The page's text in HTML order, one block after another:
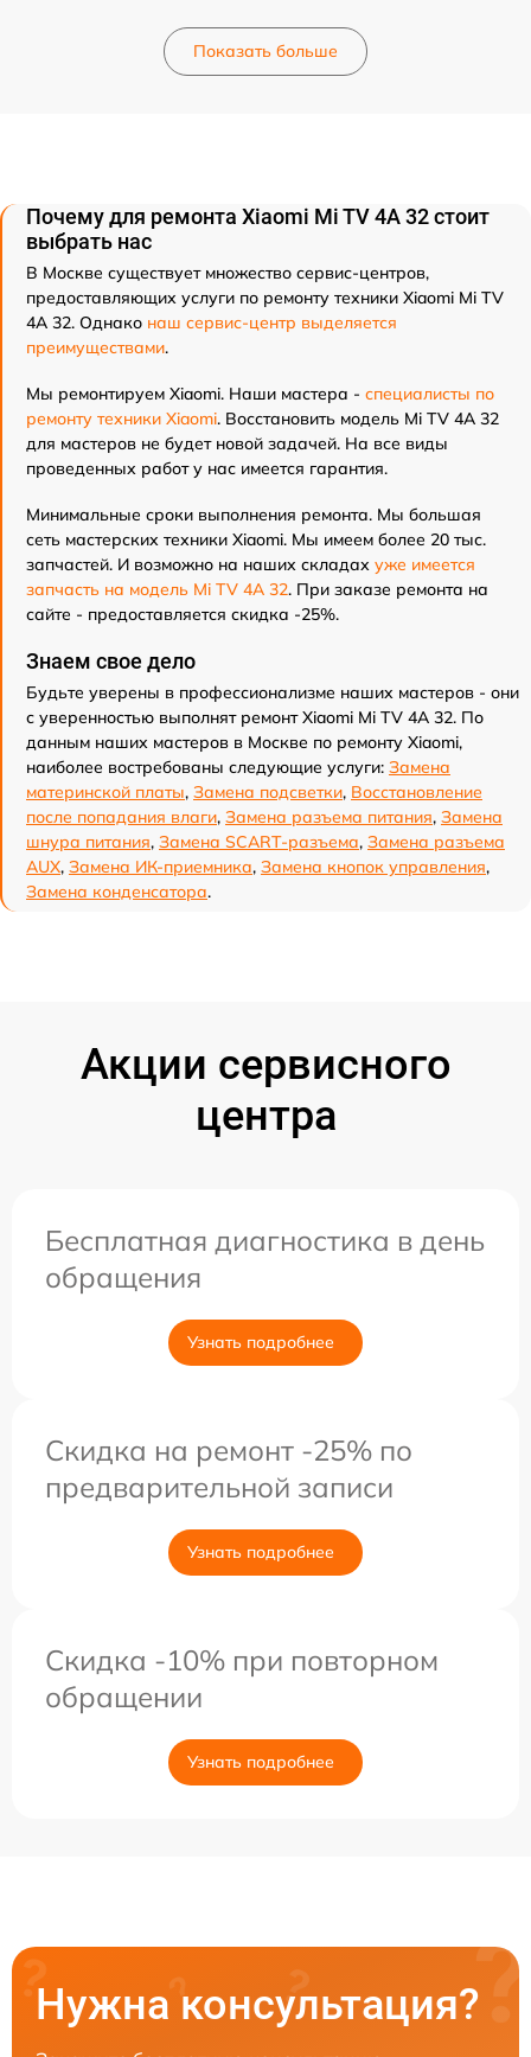
Показать больше
Почему для ремонта Xiaomi Mi TV 4A 32 стоит
выбрать нас
В Москве существует множество сервис-центров,
предоставляющих услуги по ремонту техники Xiaomi Mi TV
4A 32. Однако наш сервис-центр выделяется
преимуществами.
Мы ремонтируем Xiaomi. Наши мастера - специалисты по
ремонту техники Xiaomi. Восстановить модель Mi TV 4A 32
для мастеров не будет новой задачей. На все виды
проведенных работ у нас имеется гарантия.
Минимальные сроки выполнения ремонта. Мы большая
сеть мастерских техники Xiaomi. Мы имеем более 20 тыс.
запчастей. И возможно на наших складах уже имеется
запчасть на модель Mi TV 4A 32. При заказе ремонта на
сайте - предоставляется скидка -25%.
Знаем свое дело
Будьте уверены в профессионализме наших мастеров - они
с уверенностью выполнят ремонт Xiaomi Mi TV 4A 32. По
данным наших мастеров в Москве по ремонту Xiaomi,
наиболее востребованы следующие услуги: Замена
материнской платы, Замена подсветки, Восстановление
после попадания влаги, Замена разъема питания, Замена
шнура питания, Замена SCART-разъема, Замена разъема
AUX, Замена ИК-приемника, Замена кнопок управления,
Замена конденсатора.
Акции сервисного
центра
Бесплатная диагностика в день
обращения
Узнать подробнее
Скидка на ремонт -25% по
предварительной записи
Узнать подробнее
Скидка -10% при повторном
обращении
Узнать подробнее
Нужна консультация?